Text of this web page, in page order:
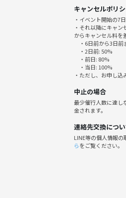
どなたでも気軽に参
年代性別レベルは一
楽しくテニスでき
☆注意事項☆
①ビジネス、マルチ
②メンバーへの執拗
あります。
直前のご連絡は通
キャンセルポリ
・イベント開始の7
・それ以降にキャ
からキャンセル料を
・6日前から3日前
・2日前: 50%
・前日: 80%
・当日: 100%
・ただし、お申し込
中止の場合
最少催行人数に達し
金されます。
連絡先交換につ
LINE等の個人情報
らをご覧ください。